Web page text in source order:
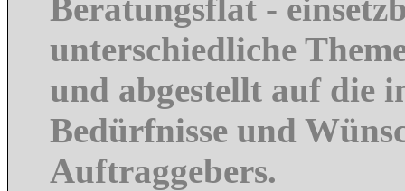
Beratungsflat -
unterschiedliche
und abgestellt auf die
Bedürfnisse und
Auftraggebers.